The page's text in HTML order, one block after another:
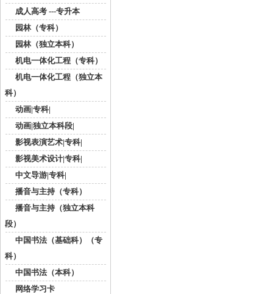
成人高考 ---专升本
园林（专科）
园林（独立本科）
机电一体化工程（专科）
机电一体化工程（独立本
科）
动画|专科|
动画|独立本科段|
影视表演艺术|专科|
影视美术设计|专科|
中文导游|专科|
播音与主持（专科）
播音与主持（独立本科
段）
中国书法（基础科）（专
科）
中国书法（本科）
网络学习卡